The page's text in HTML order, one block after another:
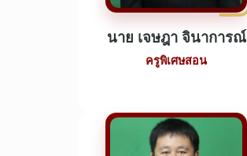
นาย เจษฎา จินาการณ์
ครูพิเศษสอน